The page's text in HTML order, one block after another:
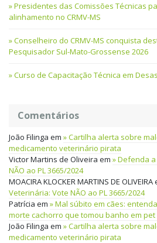
Presidentes das Comissões Técnicas
alinhamento no CRMV-MS
Conselheiro do CRMV-MS conquista
Pesquisador Sul-Mato-Grossense 2026
Curso de Capacitação Técnica em
Comentários
João Filinga em
Cartilha alerta sobre
medicamento veterinário pirata
Victor Martins de Oliveira em
Defenda
NÃO ao PL 3665/2024
MOACIRA KLOCKER MARTINS DE OLIVEIRA
Veterinária: Vote NÃO ao PL 3665/2024
Patrícia em
Mal súbito em cães:
morte cachorro que tomou banho em pet
João Filinga em
Cartilha alerta sobre
medicamento veterinário pirata